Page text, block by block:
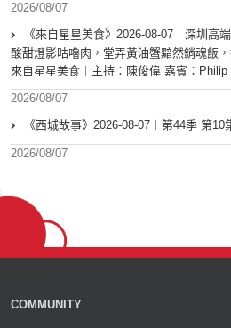
2026/08/07
《來自星星美食》2026-08-07︱深圳高
酸甜燈影咕嚕肉，堂弄黃油蟹黯然銷魂飯
來自星星美食︱主持：陳俊偉 嘉賓：Philip
2026/08/07
《西城故事》2026-08-07︱第44季 第
2026/08/07
COMMUNITY